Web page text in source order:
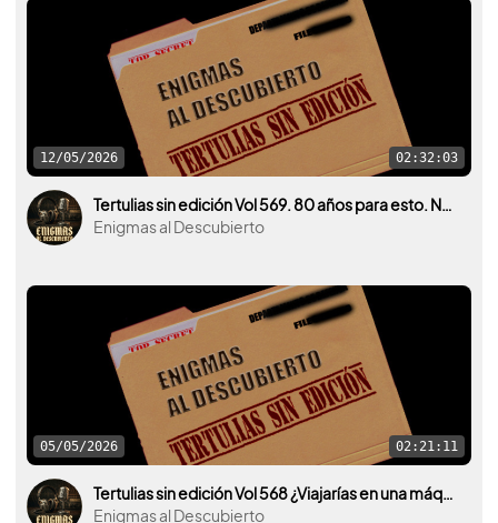
12/05/2026 02:32:03
Tertulias sin edición Vol 569. 80 años para esto. Nueva desclasificación OVNI por parte de U.S.A.
Enigmas al Descubierto
05/05/2026 02:21:11
Tertulias sin edición Vol 568 ¿Viajarías en una máquina del tiempo para darle algún mensaje a tu yo del pasado?
Enigmas al Descubierto